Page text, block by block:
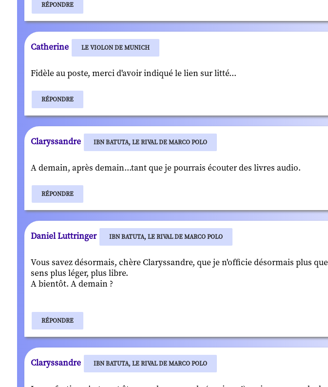
RÉPONDRE
Catherine LE VIOLON DE MUNICH
Fidèle au poste, merci d'avoir indiqué le lien sur litté...
RÉPONDRE
Claryssandre IBN BATUTA, LE RIVAL DE MARCO POLO
A demain, après demain...tant que je pourrais écouter des livres audio.
RÉPONDRE
Daniel Luttringer IBN BATUTA, LE RIVAL DE MARCO POLO
Vous savez désormais, chère Claryssandre, que je n'officie désormais plus
sens plus léger, plus libre.
A bientôt. A demain ?
RÉPONDRE
Claryssandre IBN BATUTA, LE RIVAL DE MARCO POLO